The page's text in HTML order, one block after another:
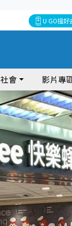
U GO搵好
社會 影片專